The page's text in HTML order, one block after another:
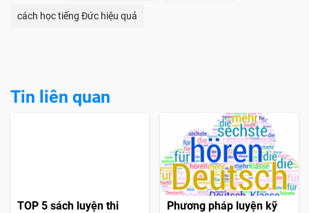
Đức tại nhà
TAGS: cach hoc ngoai ngu
Tin liên quan